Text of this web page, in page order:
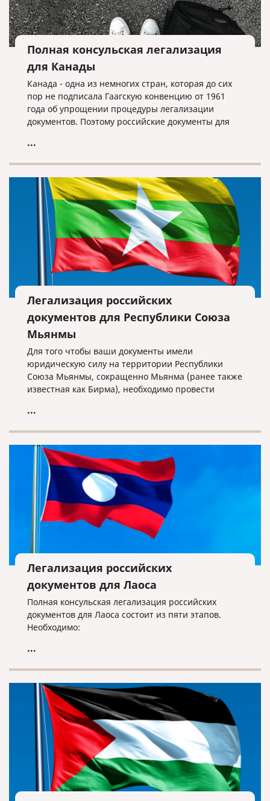
Полная консульская легализация
для Канады
Канада - одна из немногих стран, которая до сих
пор не подписала Гаагскую конвенцию от 1961
года об упрощении процедуры легализации
документов. Поэтому российские документы для
консульской легализации (а не проставления
...
Легализация российских
документов для Республики Союза
Мьянмы
Для того чтобы ваши документы имели
юридическую силу на территории Республики
Союза Мьянмы, сокращенно Мьянма (ранее также
известная как Бирма), необходимо провести
...
Легализация российских
документов для Лаоса
Полная консульская легализация российских
документов для Лаоса состоит из пяти этапов.
Необходимо:
...